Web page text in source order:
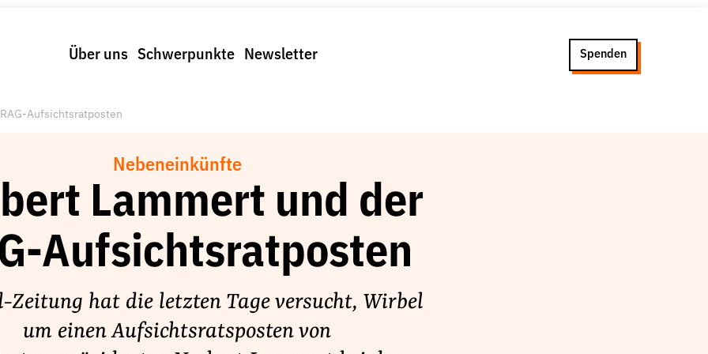
Über uns Schwerpunkte Newsletter Spenden
Aufsichtsratposten
Nebeneinkünfte
Lammert und der
Aufsichtsratposten
Zeitung hat die letzten Tage versucht, Wirbel
um einen Aufsichtsratsposten von